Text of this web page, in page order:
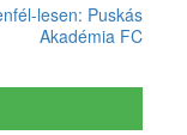
lesen: Puskás
Akadémia FC